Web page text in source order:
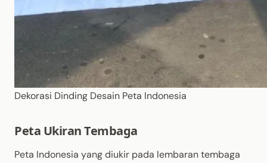
Dekorasi Dinding Desain Peta Indonesia
Peta Ukiran Tembaga
Peta Indonesia yang diukir pada lembaran tembaga